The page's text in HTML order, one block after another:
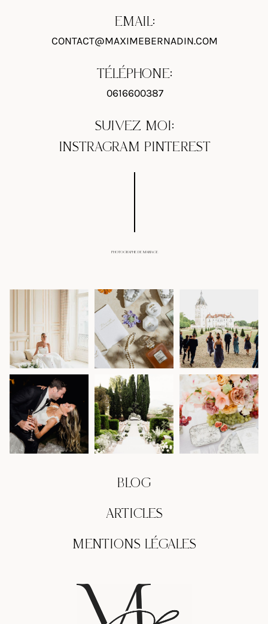
EMAIL:
CONTACT@MAXIMEBERNADIN.COM
TÉLÉPHONE:
0616600387
SUIVEZ MOI:
INSTRAGRAM PINTEREST
PHOTOGRAPHE DE MARIAGE
BLOG
ARTICLES
MENTIONS LÉGALES